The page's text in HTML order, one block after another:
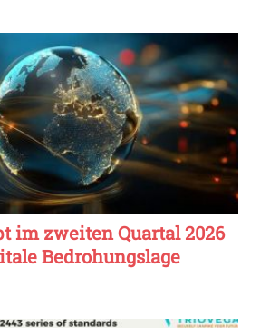
im zweiten Quartal 2026
Bedrohungslage